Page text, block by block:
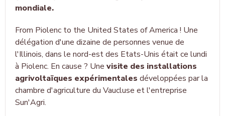
mondiale.
From Piolenc to the United States of America ! Une
délégation d'une dizaine de personnes venue de
l'Illinois, dans le nord-est des Etats-Unis était ce lundi
à Piolenc. En cause ? Une visite des installations
agrivoltaïques expérimentales développées par la
chambre d'agriculture du Vaucluse et l'entreprise
Sun'Agri.